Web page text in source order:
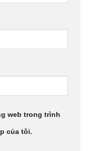
web trong trình
của tôi.